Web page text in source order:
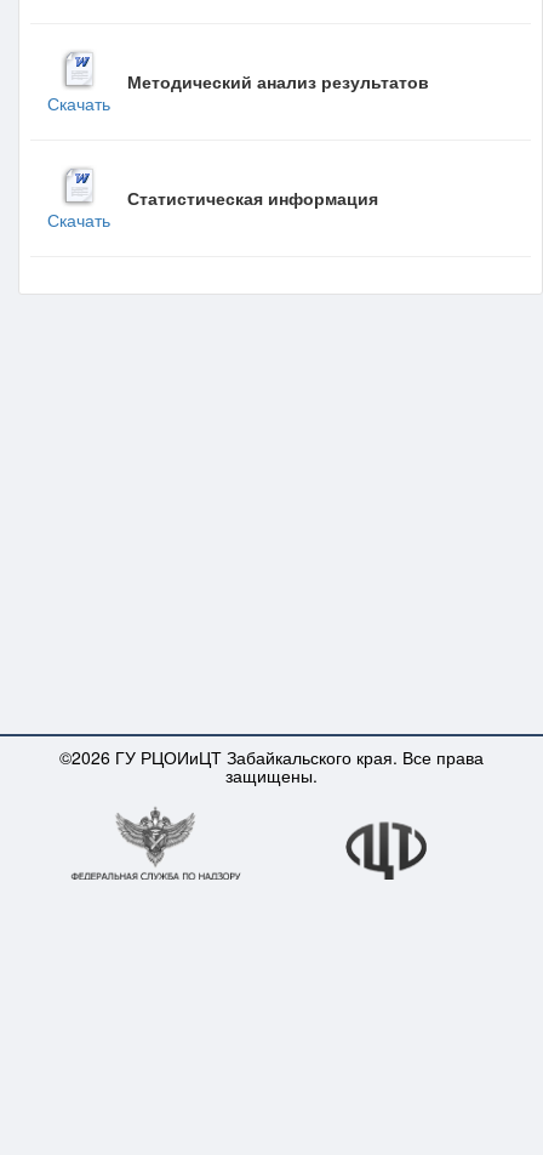
Скачать
Методический анализ результатов
Скачать
Статистическая информация
©2026 ГУ РЦОИиЦТ Забайкальского края. Все права
защищены.